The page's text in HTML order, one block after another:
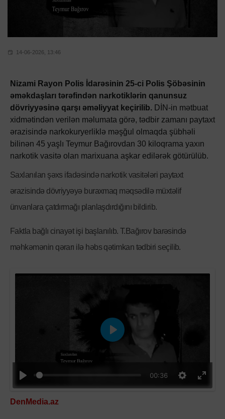
14-06-2026, 13:46
Nizami Rayon Polis İdarəsinin 25-ci Polis Şöbəsinin
əməkdaşları tərəfindən narkotiklərin qanunsuz
dövriyyəsinə qarşı əməliyyat keçirilib. DİN-in mətbuat
xidmətindən verilən məlumata görə, tədbir zamanı paytaxt
ərazisində narkokuryerliklə məşğul olmaqda şübhəli
bilinən 45 yaşlı Teymur Bağırovdan 30 kiloqrama yaxın
narkotik vasitə olan marixuana aşkar edilərək götürülüb.
Saxlanılan şəxs ifadəsində narkotik vasitələri paytaxt
ərazisində dövriyyəyə buraxmaq məqsədilə müxtəlif
ünvanlara çatdırmağı planlaşdırdığını bildirib.
Faktla bağlı cinayət işi başlanılıb. T.Bağırov barəsində
məhkəmənin qərarı ilə həbs qətimkan tədbiri seçilib.
00:36
Oyna
DenMedia.az